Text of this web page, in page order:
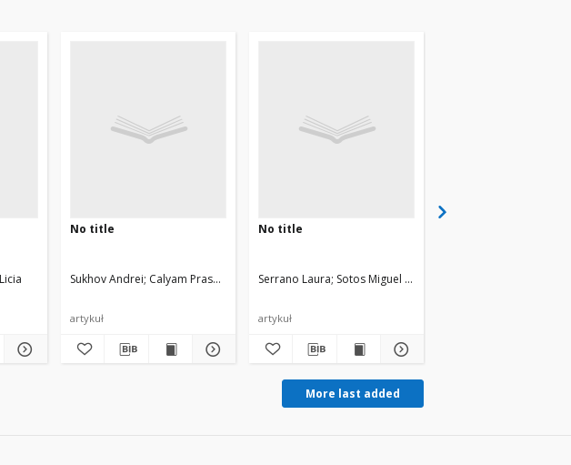
Simar Nicolas, Trocha Szymon
No title
Sukhov Andrei Calyam Prasad, Daly Warren, Ilin Alexander
artykuł
No title
Serrano Laura Sotos Miguel Angel
artykuł
More last added